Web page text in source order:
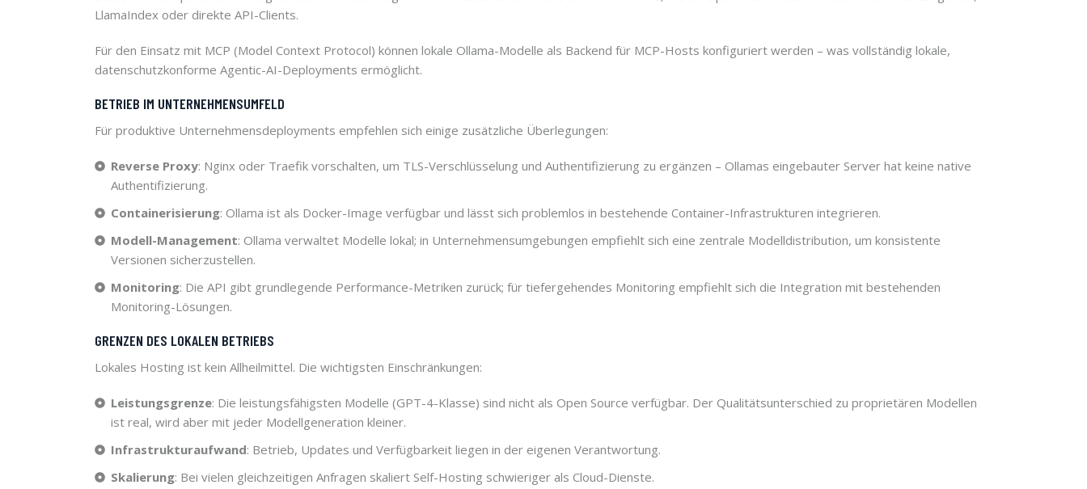
LlamaIndex oder direkte API-Clients.
Für den Einsatz mit MCP (Model Context Protocol) können lokale Ollama-Modelle als Backend für MCP-Hosts konfiguriert werden – was vollständig lokale,
datenschutzkonforme Agentic-AI-Deployments ermöglicht.
BETRIEB IM UNTERNEHMENSUMFELD
Für produktive Unternehmensdeployments empfehlen sich einige zusätzliche Überlegungen:
Reverse Proxy: Nginx oder Traefik vorschalten, um TLS-Verschlüsselung und Authentifizierung zu ergänzen – Ollamas eingebauter Server hat keine native
Authentifizierung.
Containerisierung: Ollama ist als Docker-Image verfügbar und lässt sich problemlos in bestehende Container-Infrastrukturen integrieren.
Modell-Management: Ollama verwaltet Modelle lokal; in Unternehmensumgebungen empfiehlt sich eine zentrale Modelldistribution, um konsistente
Versionen sicherzustellen.
Monitoring: Die API gibt grundlegende Performance-Metriken zurück; für tiefergehendes Monitoring empfiehlt sich die Integration mit bestehenden
Monitoring-Lösungen.
GRENZEN DES LOKALEN BETRIEBS
Lokales Hosting ist kein Allheilmittel. Die wichtigsten Einschränkungen:
Leistungsgrenze: Die leistungsfähigsten Modelle (GPT-4-Klasse) sind nicht als Open Source verfügbar. Der Qualitätsunterschied zu proprietären Modellen
ist real, wird aber mit jeder Modellgeneration kleiner.
Infrastrukturaufwand: Betrieb, Updates und Verfügbarkeit liegen in der eigenen Verantwortung.
Skalierung: Bei vielen gleichzeitigen Anfragen skaliert Self-Hosting schwieriger als Cloud-Dienste.